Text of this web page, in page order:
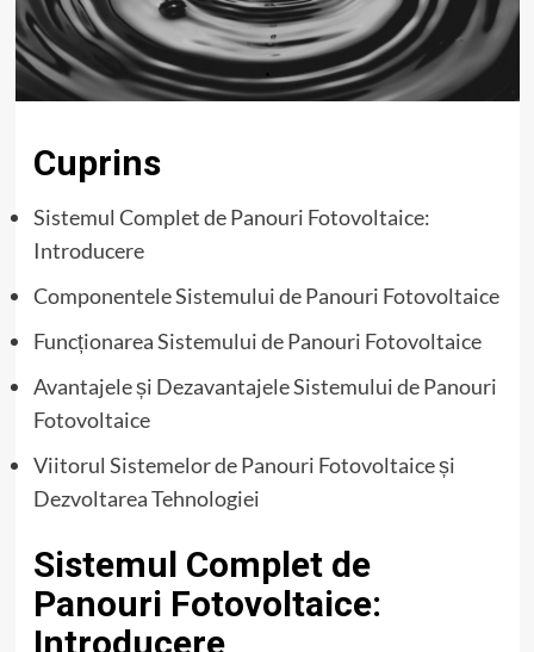
Cuprins
Sistemul Complet de Panouri Fotovoltaice:
Introducere
Componentele Sistemului de Panouri Fotovoltaice
Funcționarea Sistemului de Panouri Fotovoltaice
Avantajele și Dezavantajele Sistemului de Panouri
Fotovoltaice
Viitorul Sistemelor de Panouri Fotovoltaice și
Dezvoltarea Tehnologiei
Sistemul Complet de
Panouri Fotovoltaice:
Introducere